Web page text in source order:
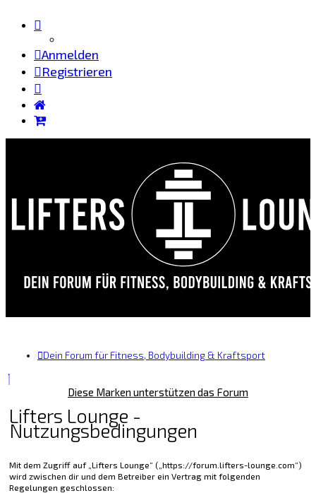
Anmelden
Registrieren
Dein Forum für Fitness, Bodybuilding & Kraftsport
Diese Marken unterstützen das Forum
Lifters Lounge -
Nutzungsbedingungen
Mit dem Zugriff auf „Lifters Lounge“ („https://forum.lifters-lounge.com“)
wird zwischen dir und dem Betreiber ein Vertrag mit folgenden
Regelungen geschlossen: